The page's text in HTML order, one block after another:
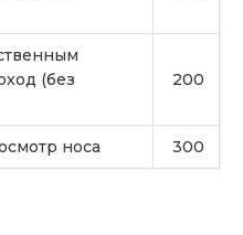
(без
200
носа 300